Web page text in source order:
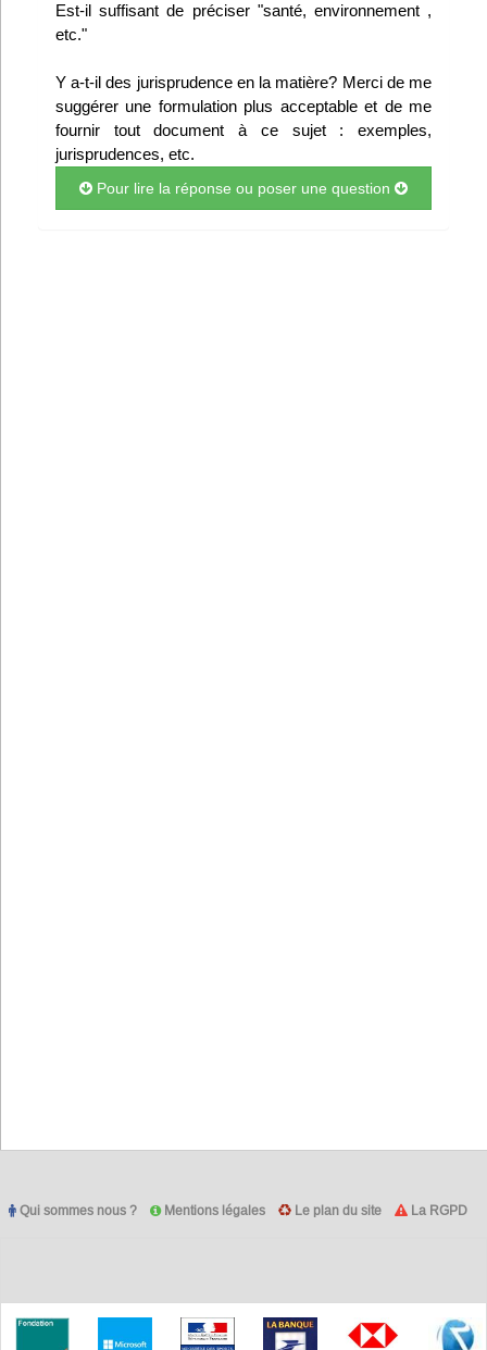
Abo Lettrasso
Désabo Lettrasso
Nous contacter
Est-il suffisant de préciser "santé, environnement ,
etc."
Y a-t-il des jurisprudence en la matière? Merci de me
suggérer une formulation plus acceptable et de me
fournir tout document à ce sujet : exemples,
jurisprudences, etc.
Pour lire la réponse ou poser une question
Qui sommes nous ? Mentions légales Le plan du site La RGPD